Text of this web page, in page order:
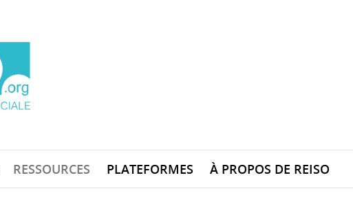
RESSOURCES PLATEFORMES À PROPOS DE REISO